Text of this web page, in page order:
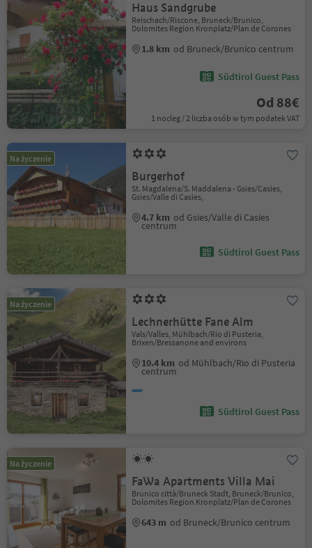
Haus Sandgrube
Reischach/Riscone, Bruneck/Brunico,
Dolomites Region Kronplatz/Plan de Corones
1.8 km od Bruneck/Brunico centrum
Südtirol Guest Pass
Od 88€
1 nocleg / 2 liczba osób w tym podatek VAT
Na życzenie
Burgerhof
St. Magdalena/S. Maddalena - Gsies/Casies,
Gsies/Valle di Casies,
4.7 km od Gsies/Valle di Casies
centrum
Südtirol Guest Pass
Na życzenie
Lechnerhütte Fane Alm
Vals/Valles, Mühlbach/Rio di Pusteria,
Brixen/Bressanone and environs
10.4 km od Mühlbach/Rio di Pusteria
centrum
Südtirol Guest Pass
Na życzenie
FaWa Apartments Villa Mai
Brunico città/Bruneck Stadt, Bruneck/Brunico,
Dolomites Region Kronplatz/Plan de Corones
643 m od Bruneck/Brunico centrum